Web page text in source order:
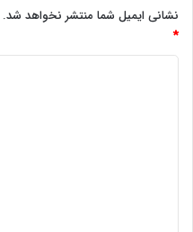
نشانی ایمیل شما منتشر نخواهد شد.
*